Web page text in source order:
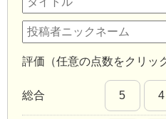
評価（任意の点数をクリッ
総合 5 4